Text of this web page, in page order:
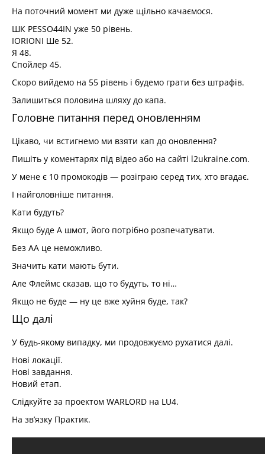
На поточний момент ми дуже щільно качаємося.
ШК PESSO44IN уже 50 рівень.
IORIONI Ше 52.
Я 48.
Спойлер 45.
Скоро вийдемо на 55 рівень і будемо грати без штрафів.
Залишиться половина шляху до капа.
Головне питання перед оновленням
Цікаво, чи встигнемо ми взяти кап до оновлення?
Пишіть у коментарях під відео або на сайті l2ukraine.com.
У мене є 10 промокодів — розіграю серед тих, хто вгадає.
І найголовніше питання.
Кати будуть?
Якщо буде А шмот, його потрібно розпечатувати.
Без АА це неможливо.
Значить кати мають бути.
Але Флеймс сказав, що то будуть, то ні…
Якщо не буде — ну це вже хуйня буде, так?
Що далі
У будь-якому випадку, ми продовжуємо рухатися далі.
Нові локації.
Нові завдання.
Новий етап.
Слідкуйте за проектом WARLORD на LU4.
На зв’язку Практик.